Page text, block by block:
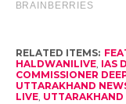
RELATED ITEMS:
HALDWANILIVE, IAS
COMMISSIONER
UTTARAKHAND
LIVE,